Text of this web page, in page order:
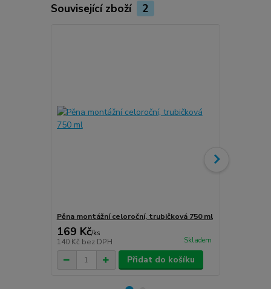
Související zboží 2
Pěna montážní celoroční, trubičková 750 ml
169 Kč/ks
140 Kč bez DPH Skladem
Přidat do košíku